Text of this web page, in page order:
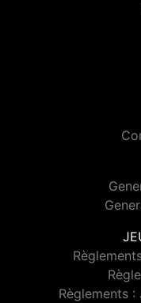
Règlements